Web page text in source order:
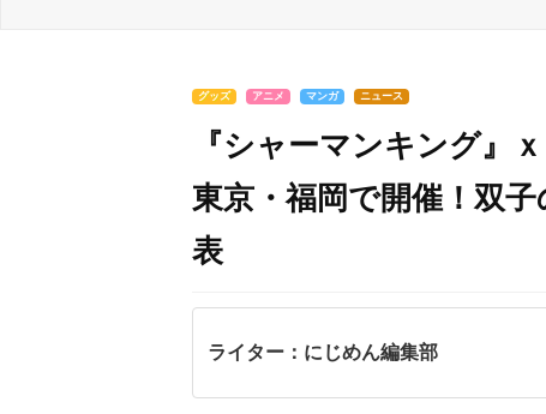
グッズ アニメ マンガ ニュース
『シャーマンキング』
東京・福岡で開催！双
表
ライター：にじめん編集部